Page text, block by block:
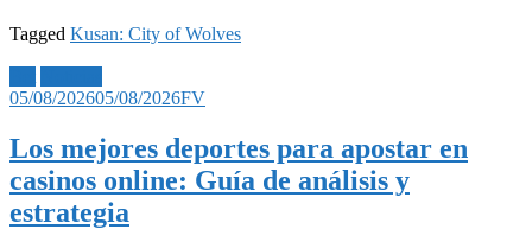
Tagged Kusan: City of Wolves
05/08/202605/08/2026FV
Los mejores deportes para apostar en
casinos online: Guía de análisis y
estrategia